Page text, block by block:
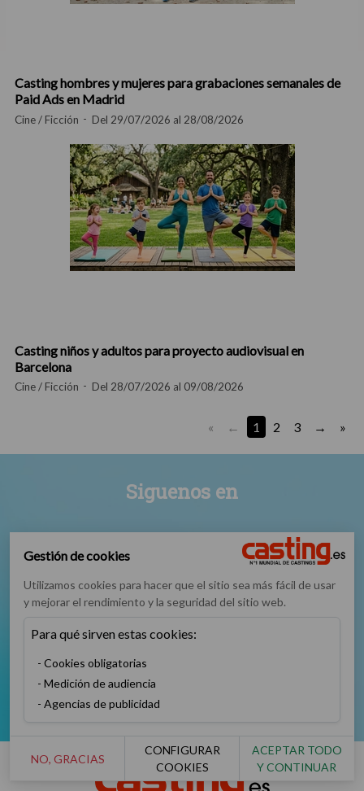
Casting hombres y mujeres para grabaciones semanales de
Paid Ads en Madrid
Cine / Ficción Del 29/07/2026 al 28/08/2026
Casting niños y adultos para proyecto audiovisual en
Barcelona
Cine / Ficción Del 28/07/2026 al 09/08/2026
« 1 2 3 »
Siguenos en
Facebook Instagram
YouTube
Gestión de cookies
Utilizamos cookies para hacer que el sitio sea más fácil de usar
y mejorar el rendimiento y la seguridad del sitio web.
Para qué sirven estas cookies:
Cookies obligatorias
Medición de audiencia
Agencias de publicidad
NO, GRACIAS
CONFIGURAR
COOKIES
ACEPTAR TODO
Y CONTINUAR